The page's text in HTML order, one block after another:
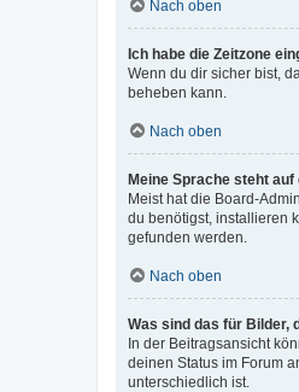
Nach oben
Ich habe die Zeitzone
Wenn du dir sicher bist,
beheben kann.
Nach oben
Meine Sprache steht
Meist hat die Board-
du benötigst, installieren
gefunden werden.
Nach oben
Was sind das für Bilder,
In der Beitragsansicht
deinen Status im Forum
unterschiedlich ist.